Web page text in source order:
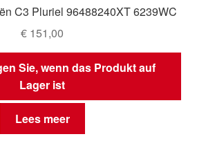
C3 Pluriel 96488240XT 6239WC
€ 151,00
Sie, wenn das Produkt auf
Lager ist
Lees meer